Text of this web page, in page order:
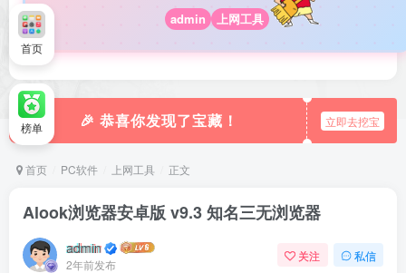
admin 上网工具
🎉 恭喜你发现了宝藏！ 立即去挖宝
首页 PC软件 上网工具 正文
Alook浏览器安卓版 v9.3 知名三无浏览器
admin
2年前发布
关注 私信
首页
榜单